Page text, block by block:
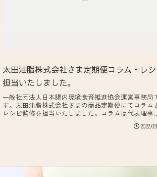
太田油脂株式会社さま定期便コラム・レ
担当いたしました。
一般社団法人日本腸内環境食育推進協会運営事務局
す。太田油脂株式会社さまの商品定期便にてコラム
レシピ監修を担当いたしました。コラムは代表理事
加勢田千尋レシピは認定講師の津崎未来が監修してお
ります。太田油脂さまでは公式ショップ(マルタショ